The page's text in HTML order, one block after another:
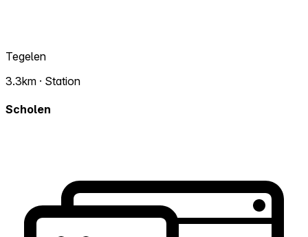
Tegelen
3.3km · Station
Scholen